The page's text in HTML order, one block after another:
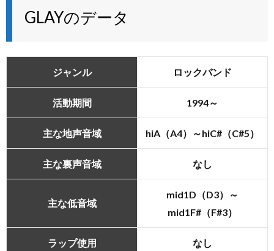
GLAYのデータ
ジャンル ロックバンド
活動期間 1994～
主な地声音域 hiA（A4）～hiC#（C#5）
主な裏声音域 なし
主な低音域
mid1D（D3）～
mid1F#（F#3）
ラップ使用 なし